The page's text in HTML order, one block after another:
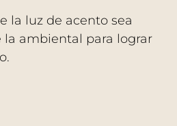
la luz de acento sea
la ambiental para lograr